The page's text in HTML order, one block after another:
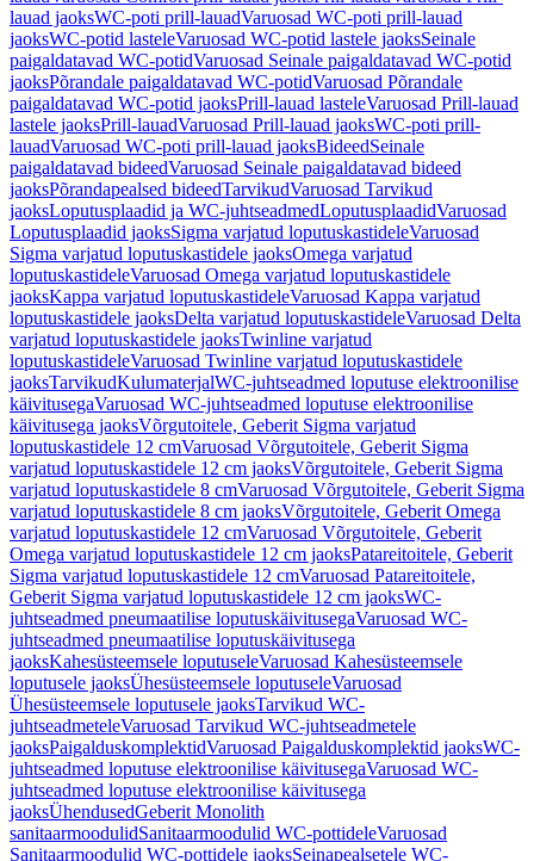
lauad jaoksWC-poti prill-lauadVaruosad WC-poti prill-lauad
jaoksWC-potid lasteleVaruosad WC-potid lastele jaoksSeinale
paigaldatavad WC-potidVaruosad Seinale paigaldatavad WC-potid
jaoksPõrandale paigaldatavad WC-potidVaruosad Põrandale
paigaldatavad WC-potid jaoksPrill-lauad lasteleVaruosad Prill-lauad
lastele jaoksPrill-lauadVaruosad Prill-lauad jaoksWC-poti prill-
lauadVaruosad WC-poti prill-lauad jaoksBideedSeinale
paigaldatavad bideedVaruosad Seinale paigaldatavad bideed
jaoksPõrandapealsed bideedTarvikudVaruosad Tarvikud
jaoksLoputusplaadid ja WC-juhtseadmedLoputusplaadidVaruosad
Loputusplaadid jaoksSigma varjatud loputuskastideleVaruosad
Sigma varjatud loputuskastidele jaoksOmega varjatud
loputuskastideleVaruosad Omega varjatud loputuskastidele
jaoksKappa varjatud loputuskastideleVaruosad Kappa varjatud
loputuskastidele jaoksDelta varjatud loputuskastideleVaruosad Delta
varjatud loputuskastidele jaoksTwinline varjatud
loputuskastideleVaruosad Twinline varjatud loputuskastidele
jaoksTarvikudKulumaterjalWC-juhtseadmed loputuse elektroonilise
käivitusegaVaruosad WC-juhtseadmed loputuse elektroonilise
käivitusega jaoksVõrgutoitele, Geberit Sigma varjatud
loputuskastidele 12 cmVaruosad Võrgutoitele, Geberit Sigma
varjatud loputuskastidele 12 cm jaoksVõrgutoitele, Geberit Sigma
varjatud loputuskastidele 8 cmVaruosad Võrgutoitele, Geberit Sigma
varjatud loputuskastidele 8 cm jaoksVõrgutoitele, Geberit Omega
varjatud loputuskastidele 12 cmVaruosad Võrgutoitele, Geberit
Omega varjatud loputuskastidele 12 cm jaoksPatareitoitele, Geberit
Sigma varjatud loputuskastidele 12 cmVaruosad Patareitoitele,
Geberit Sigma varjatud loputuskastidele 12 cm jaoksWC-
juhtseadmed pneumaatilise loputuskäivitusegaVaruosad WC-
juhtseadmed pneumaatilise loputuskäivitusega
jaoksKahesüsteemsele loputuseleVaruosad Kahesüsteemsele
loputusele jaoksÜhesüsteemsele loputuseleVaruosad
Ühesüsteemsele loputusele jaoksTarvikud WC-
juhtseadmeteleVaruosad Tarvikud WC-juhtseadmetele
jaoksPaigalduskomplektidVaruosad Paigalduskomplektid jaoksWC-
juhtseadmed loputuse elektroonilise käivitusegaVaruosad WC-
juhtseadmed loputuse elektroonilise käivitusega
jaoksÜhendusedGeberit Monolith
sanitaarmoodulidSanitaarmoodulid WC-pottideleVaruosad
Sanitaarmoodulid WC-pottidele jaoksSeinapealsetele WC-